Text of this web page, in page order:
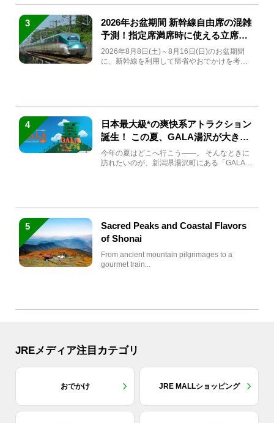
3
2026年お盆期間 新幹線自由席の混雑
予測！指定席満席時に使える立席特
急券も解説
2026年8月8日(土)～8月16日(日)のお盆期間
に、新幹線を利用して帰省やおでかけを考え
4
日本最大級*の爽快系アトラクション
誕生！ この夏、GALA湯沢が大きく
生まれ変わる
今年の夏はどこへ行こう――。 そんなときに
訪れたいのが、新潟県湯沢町にある「GALA湯
5
Sacred Peaks and Coastal Flavors
of Shonai
From ancient mountain pilgrimages to a
gourmet train...
JREメディア注目カテゴリ
おでかけ JRE MALLショッピング